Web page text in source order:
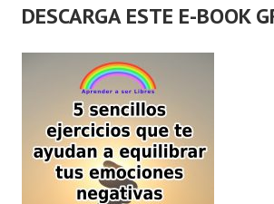
DESCARGA ESTE E-BOOK